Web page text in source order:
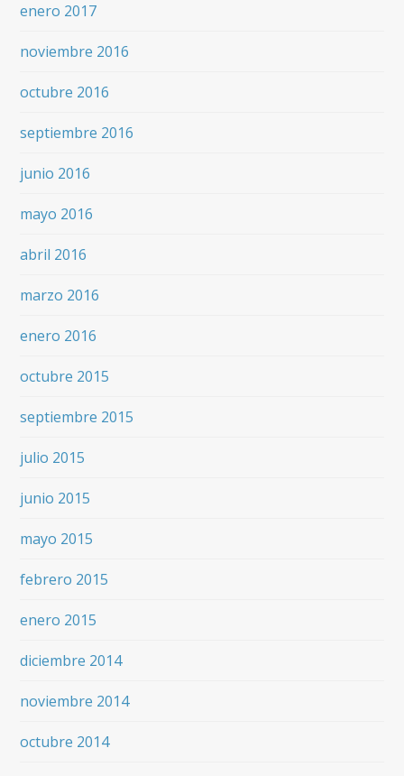
enero 2017
noviembre 2016
octubre 2016
septiembre 2016
junio 2016
mayo 2016
abril 2016
marzo 2016
enero 2016
octubre 2015
septiembre 2015
julio 2015
junio 2015
mayo 2015
febrero 2015
enero 2015
diciembre 2014
noviembre 2014
octubre 2014